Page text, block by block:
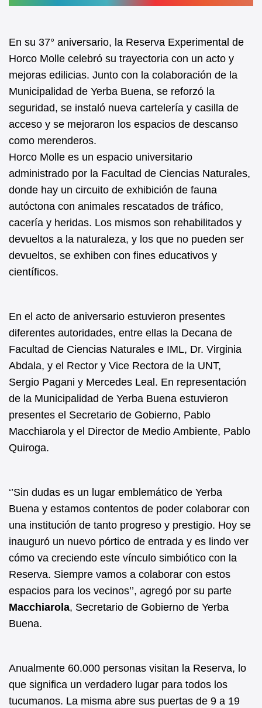
En su 37° aniversario, la Reserva Experimental de
Horco Molle celebró su trayectoria con un acto y
mejoras edilicias. Junto con la colaboración de la
Municipalidad de Yerba Buena, se reforzó la
seguridad, se instaló nueva cartelería y casilla de
acceso y se mejoraron los espacios de descanso
como merenderos.
Horco Molle es un espacio universitario
administrado por la Facultad de Ciencias Naturales,
donde hay un circuito de exhibición de fauna
autóctona con animales rescatados de tráfico,
cacería y heridas. Los mismos son rehabilitados y
devueltos a la naturaleza, y los que no pueden ser
devueltos, se exhiben con fines educativos y
científicos.
En el acto de aniversario estuvieron presentes
diferentes autoridades, entre ellas la Decana de
Facultad de Ciencias Naturales e IML, Dr. Virginia
Abdala, y el Rector y Vice Rectora de la UNT,
Sergio Pagani y Mercedes Leal. En representación
de la Municipalidad de Yerba Buena estuvieron
presentes el Secretario de Gobierno, Pablo
Macchiarola y el Director de Medio Ambiente, Pablo
Quiroga.
‘’Sin dudas es un lugar emblemático de Yerba
Buena y estamos contentos de poder colaborar con
una institución de tanto progreso y prestigio. Hoy se
inauguró un nuevo pórtico de entrada y es lindo ver
cómo va creciendo este vínculo simbiótico con la
Reserva. Siempre vamos a colaborar con estos
espacios para los vecinos’’, agregó por su parte
Macchiarola, Secretario de Gobierno de Yerba
Buena.
Anualmente 60.000 personas visitan la Reserva, lo
que significa un verdadero lugar para todos los
tucumanos. La misma abre sus puertas de 9 a 19